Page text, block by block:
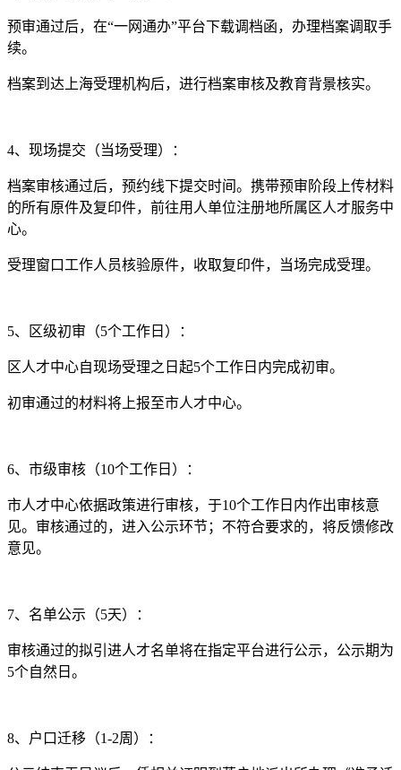
预审通过后，在“一网通办”平台下载调档函，办理档案调取手
续。
档案到达上海受理机构后，进行档案审核及教育背景核实。
4、现场提交（当场受理）：
档案审核通过后，预约线下提交时间。携带预审阶段上传材料
的所有原件及复印件，前往用人单位注册地所属区人才服务中
心。
受理窗口工作人员核验原件，收取复印件，当场完成受理。
5、区级初审（5个工作日）：
区人才中心自现场受理之日起5个工作日内完成初审。
初审通过的材料将上报至市人才中心。
6、市级审核（10个工作日）：
市人才中心依据政策进行审核，于10个工作日内作出审核意
见。审核通过的，进入公示环节；不符合要求的，将反馈修改
意见。
7、名单公示（5天）：
审核通过的拟引进人才名单将在指定平台进行公示，公示期为
5个自然日。
8、户口迁移（1-2周）：